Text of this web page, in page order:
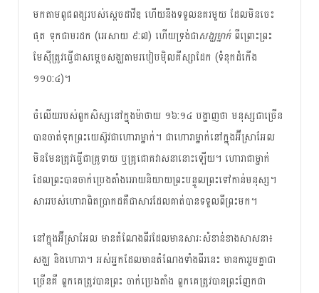
មក​តាម​ពូជពង្ស​របស់​ស្តេច​ដាវីឌ ហើយ​នឹង​ទទួល​នគរ​មួយ ​ដែល​មិន​ចេះ​
ផុត ទុក​​ជា​មរដក (អេសាយ ៩:៧) ហើយ​ទ្រង់​ជា​សង្ឃ​ម្នាក់​ពីព្រោះ​ព្រះ
មែស៊ី​ត្រូវ​ធ្វើ​ជា​សម្តេច​សង្ឃ​តាម​របៀប​ម៉ិលគីស្សាដែក (ទំនុក​ដំកើង
១១០:៤)។ ​
ចំលើយ​របស់​ពួក​សិស្ស​នៅក្នុង​ម៉ាថាយ ១៦:១៤ បង្ហាញ​ថា មនុស្ស​ជាច្រើន​
បាន​ចាត់​ទុក​ព្រះ​យេស៊ូវ​ជា​ហោរា​ម្នាក់​។ ជា​ហោរា​ម្នាក់​នៅក្នុង​អ៊ីស្រាអែល​
មិន​មែន​ត្រូវ​​ធ្វើ​ជា​គ្រូ​ទាយ​ ឬ​គ្រូ​ជោគវាសនា​នោះ​ឡើយ​។ ហោរា​ជា​ម្នាក់​
ដែល​ព្រះ​បាន​ចាក់​ប្រេង​តាំង​​អោយ​និយាយ​ព្រះ​បន្ទូល​ព្រះ​ទៅ​កាន់​មនុស្ស​។
សារ​របស់​ហោរា​ពិត​ប្រាកដ​គឺជា​សារ​ដែល​គាត់​បាន​ទទួល​ពី​ព្រះ​មក​។ ​
នៅ​ក្នុង​អ៊ីស្រាអែល មាន​តំណែង​ពីរ​ដែល​មាន​សារៈ​សំខាន់​ខាង​សាសនា៖
សង្ឃ និង​ហោរា។ អស់​អ្នក​ដែល​មាន​តំណែង​ទាំង​ពីរ​នេះ មាន​ការ​រួម​គ្នា​ជា​
ច្រើន​គឺ ពួកគេ​ត្រូវ​បាន​ព្រះ ចាក់​ប្រេង​តាំង ពួក​គេ​ត្រូវ​បាន​ព្រះ​ញែក​ជា​